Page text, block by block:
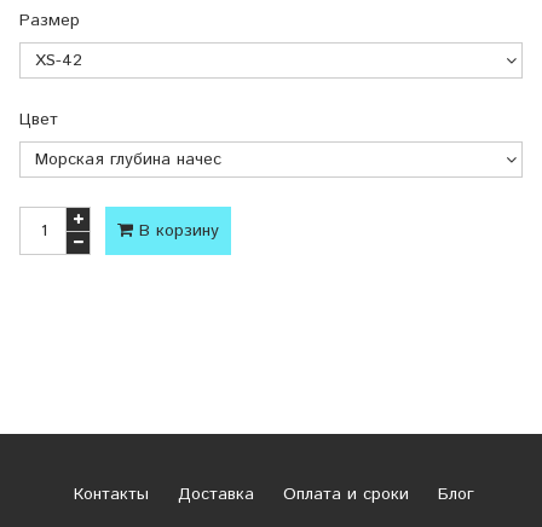
Размер
Цвет
В корзину
Контакты Доставка Оплата и сроки Блог